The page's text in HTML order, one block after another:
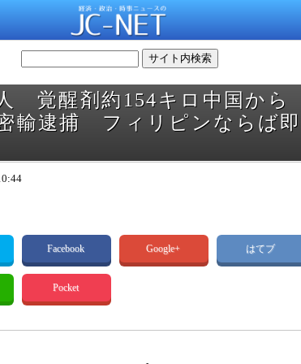
覚醒剤約154キロ中国から
輸逮捕 フィリピンならば即
Facebook Google+ はてブ
Pocket